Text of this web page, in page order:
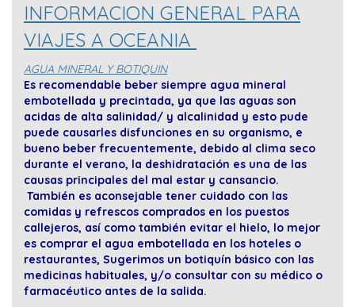
INFORMACION GENERAL PARA
VIAJES A OCEANIA
AGUA MINERAL Y BOTIQUIN
Es recomendable beber siempre agua mineral
embotellada y precintada, ya que las aguas son
acidas de alta salinidad/ y alcalinidad y esto pude
puede causarles disfunciones en su organismo, e
bueno beber frecuentemente, debido al clima seco
durante el verano, la deshidratación es una de las
causas principales del mal estar y cansancio.
También es aconsejable tener cuidado con las
comidas y refrescos comprados en los puestos
callejeros, así como también evitar el hielo, lo mejor
es comprar el agua embotellada en los hoteles o
restaurantes, Sugerimos un botiquín básico con las
medicinas habituales, y/o consultar con su médico o
farmacéutico antes de la salida.